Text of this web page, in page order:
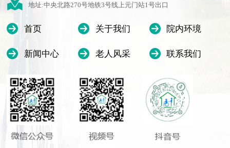
地址:中央北路270号地铁3号线上元门站1号出口
首页 关于我们 院内环境
新闻中心 老人风采 联系我们